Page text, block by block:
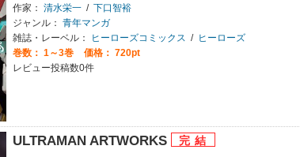
作家： 清水栄一 / 下口智裕
ジャンル： 青年マンガ
雑誌・レーベル：
ヒーローズコミックス /
ヒーローズ
巻数： 1～3巻
価格： 720pt
レビュー投稿数0件
ULTRAMAN ARTWORKS